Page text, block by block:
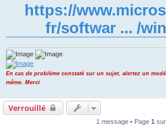
https://
fr/softwar ... /
En cas de problème constaté sur un sujet, alertez un
même. Merci
Verrouillé
1 message • Page 1 sur